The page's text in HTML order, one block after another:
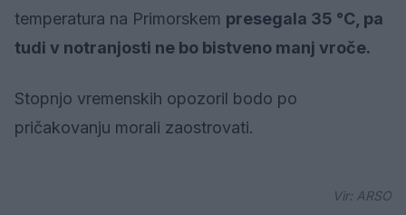
temperatura na Primorskem presegala 35 °C, pa
tudi v notranjosti ne bo bistveno manj vroče.
Stopnjo vremenskih opozoril bodo po
pričakovanju morali zaostrovati.
Vir: ARSO